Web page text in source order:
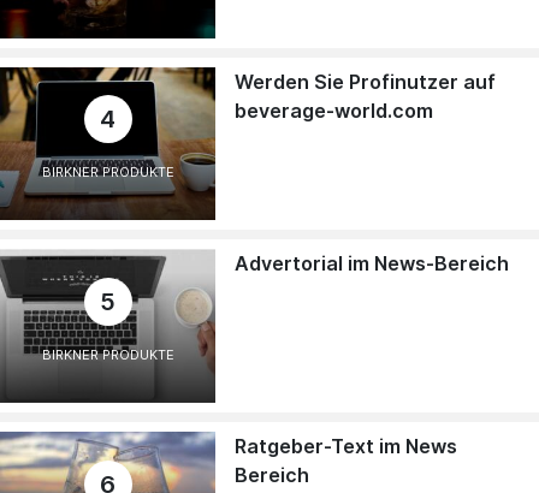
4
BIRKNER PRODUKTE
Werden Sie Profinutzer auf
beverage-world.com
5
BIRKNER PRODUKTE
Advertorial im News-Bereich
6
Ratgeber-Text im News
Bereich